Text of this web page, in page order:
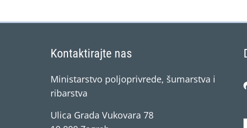
Kontaktirajte nas
Ministarstvo poljoprivrede, šumarstva i
ribarstva
Ulica Grada Vukovara 78